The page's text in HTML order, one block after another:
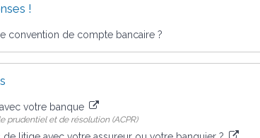
!
convention de compte bancaire ?
votre banque
prudentiel et de résolution (ACPR)